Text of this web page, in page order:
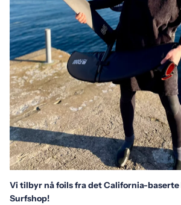
Vi tilbyr nå foils fra det California-baserte
Surfshop!